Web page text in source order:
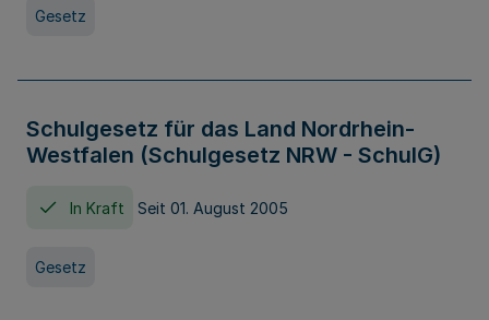
Gesetz
Schulgesetz für das Land Nordrhein-
Westfalen (Schulgesetz NRW - SchulG)
In Kraft Seit 01. August 2005
Gesetz